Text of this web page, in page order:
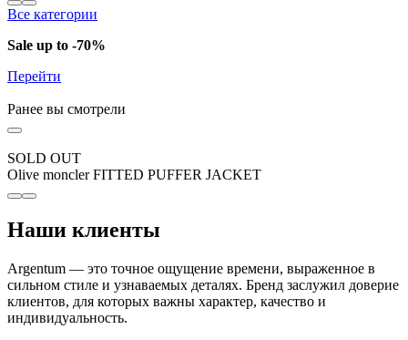
Все категории
Sale up to -70%
Перейти
Ранее вы смотрели
SOLD OUT
Olive moncler FITTED PUFFER JACKET
Наши клиенты
Argentum — это точное ощущение времени, выраженное в
сильном стиле и узнаваемых деталях. Бренд заслужил доверие
клиентов, для которых важны характер, качество и
индивидуальность.